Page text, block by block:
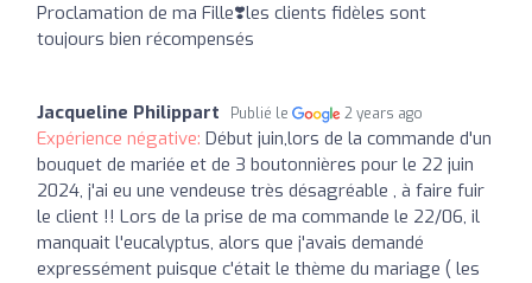
Proclamation de ma Fille❣️les clients fidèles sont
toujours bien récompensés
Jacqueline Philippart Publié le 2 years ago
Expérience négative: Début juin,lors de la commande d'un
bouquet de mariée et de 3 boutonnières pour le 22 juin
2024, j'ai eu une vendeuse très désagréable , à faire fuir
le client !! Lors de la prise de ma commande le 22/06, il
manquait l'eucalyptus, alors que j'avais demandé
expressément puisque c'était le thème du mariage ( les